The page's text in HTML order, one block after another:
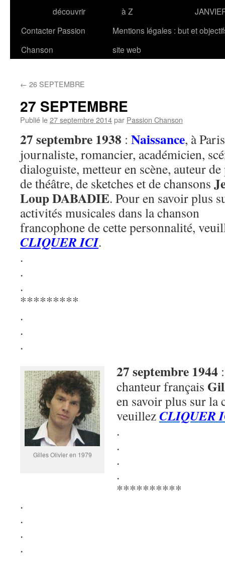
découvrir
à Z
Contacter Passion
Chanson
Mentions légales : but et
site web
← 26 SEPTEMBRE
27 SEPTEMBRE
Publié le27 septembre 2014par Passion Chanson
27 septembre 1938 : Naissance, à
journaliste, romancier, académicien,
dialoguiste, metteur en scène, auteur de
de théâtre, de sketches et de chansons
Loup DABADIE. Pour en savoir plus
activités musicales dans la chanson
francophone de cette personnalité,
CLIQUER ICI.
.
.
.
*********
.
.
.
Gilles Olivier en 1979
27 septembre 1944
chanteur français
en savoir plus sur la
veuillezCLIQUER
.
.
.
.
**********
.
.
.
.